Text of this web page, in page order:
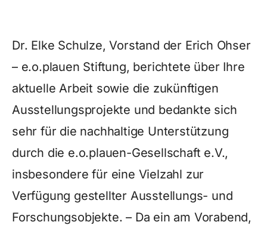
Dr. Elke Schulze, Vorstand der Erich Ohser
– e.o.plauen Stiftung, berichtete über Ihre
aktuelle Arbeit sowie die zukünftigen
Ausstellungsprojekte und bedankte sich
sehr für die nachhaltige Unterstützung
durch die e.o.plauen-Gesellschaft e.V.,
insbesondere für eine Vielzahl zur
Verfügung gestellter Ausstellungs- und
Forschungsobjekte. – Da ein am Vorabend,